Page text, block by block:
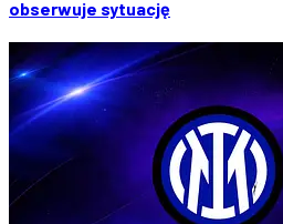
obserwuje sytuację